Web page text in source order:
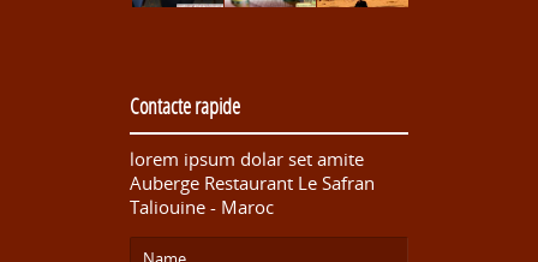
Contacte rapide
lorem ipsum dolar set amite
Auberge Restaurant Le Safran
Taliouine - Maroc